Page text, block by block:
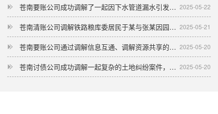
2025-05-22
苍南要账公司成功调解了一起因下水管道漏水引发的邻里纠纷
2025-05-21
苍南清账公司调解铁路粮库委居民于某与张某因园帐子问题产生邻里矛盾纠纷
2025-05-20
苍南要账公司通过调解信息互通、调解资源共享的方式，成功化解两起关联诉讼
2025-05-20
苍南讨债公司成功调解一起复杂的土地纠纷案件，有效避免了矛盾的进一步激化